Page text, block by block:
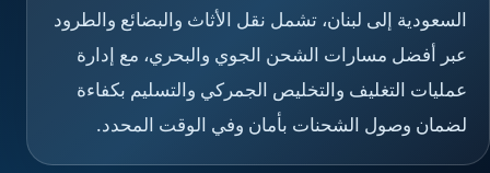
السعودية إلى لبنان، تشمل نقل الأثاث والبضائع والطرود
عبر أفضل مسارات الشحن الجوي والبحري، مع إدارة
عمليات التغليف والتخليص الجمركي والتسليم بكفاءة
لضمان وصول الشحنات بأمان وفي الوقت المحدد.